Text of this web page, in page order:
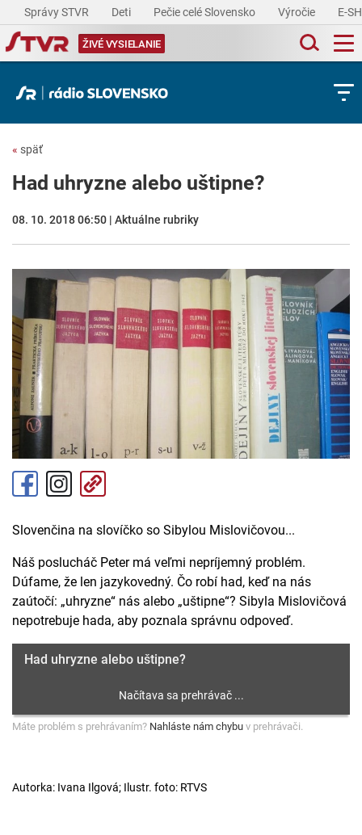
Správy STVR Deti Pečie celé Slovensko Výročie E-
ŽIVÉ VYSIELANIE
« späť
Had uhryzne alebo uštipne?
08. 10. 2018 06:50 | Aktuálne rubriky
Slovenčina na slovíčko so Sibylou Mislovičovou...
Náš poslucháč Peter má veľmi nepríjemný problém.
Dúfame, že len jazykovedný. Čo robí had, keď na nás
zaútočí: „uhryzne“ nás alebo „uštipne“? Sibyla Mislovičová
nepotrebuje hada, aby poznala správnu odpoveď.
Had uhryzne alebo uštipne?
Máte problém s prehrávaním? Nahláste nám chybu v prehrávači.
Autorka: Ivana Ilgová; Ilustr. foto: RTVS